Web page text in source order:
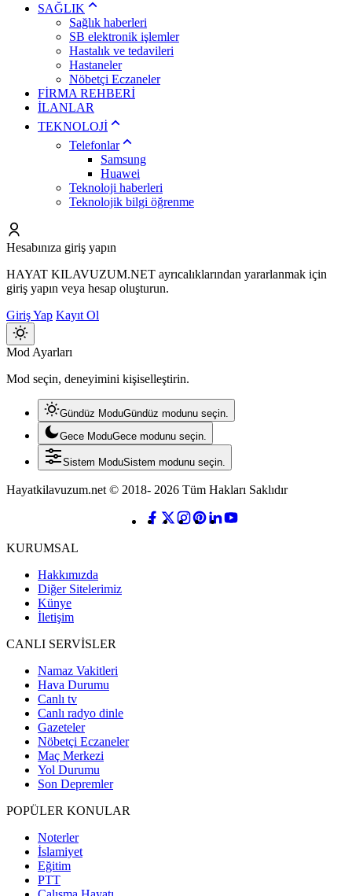
SAĞLIK
Sağlık haberleri
SB elektronik işlemler
Hastalık ve tedavileri
Hastaneler
Nöbetçi Eczaneler
FİRMA REHBERİ
İLANLAR
TEKNOLOJİ
Telefonlar
Samsung
Huawei
Teknoloji haberleri
Teknolojik bilgi öğrenme
Hesabınıza giriş yapın
HAYAT KILAVUZUM.NET ayrıcalıklarından yararlanmak için
giriş yapın veya hesap oluşturun.
Giriş Yap Kayıt Ol
Mod
değiştir
Mod Ayarları
Mod seçin, deneyimini kişiselleştirin.
Gündüz ModuGündüz modunu seçin.
Gece ModuGece modunu seçin.
Sistem ModuSistem modunu seçin.
Hayatkilavuzum.net © 2018- 2026 Tüm Hakları Saklıdır
KURUMSAL
Hakkımızda
Diğer Sitelerimiz
Künye
İletişim
CANLI SERVİSLER
Namaz Vakitleri
Hava Durumu
Canlı tv
Canlı radyo dinle
Gazeteler
Nöbetçi Eczaneler
Maç Merkezi
Yol Durumu
Son Depremler
POPÜLER KONULAR
Noterler
İslamiyet
Eğitim
PTT